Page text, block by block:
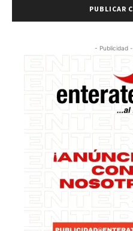
- Publicidad -